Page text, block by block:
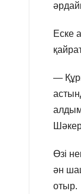
Еске
—
Өзі
ән
отыр.